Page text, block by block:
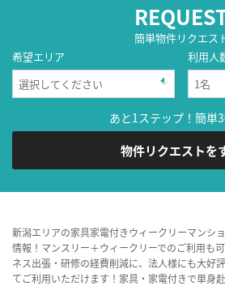
簡単物件リクエス
希望エリア
利用人
あと1ステップ！簡単
物件リクエストを
新潟エリアの家具家電付きウィークリーマンシ
情報！マンスリー＋ウィークリーでのご利用も
ネス出張・研修の経費削減に、法人様にも大好
てご利用いただけます！家具・家電付きで単身赴